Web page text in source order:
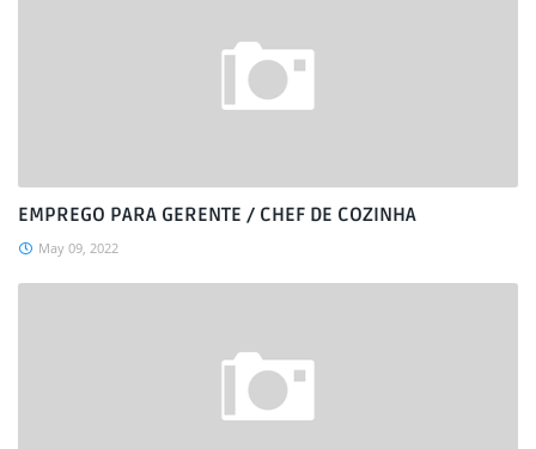
EMPREGO PARA GERENTE / CHEF DE COZINHA
May 09, 2022